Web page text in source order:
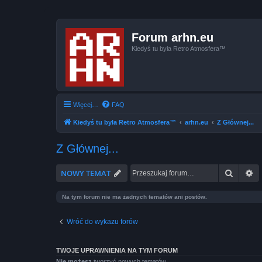
Forum arhn.eu
Kiedyś tu była Retro Atmosfera™
Więcej… FAQ
Kiedyś tu była Retro Atmosfera™ arhn.eu Z Głównej...
Z Głównej...
NOWY TEMAT Szukaj
Na tym forum nie ma żadnych tematów ani postów.
Wróć do wykazu forów
TWOJE UPRAWNIENIA NA TYM FORUM